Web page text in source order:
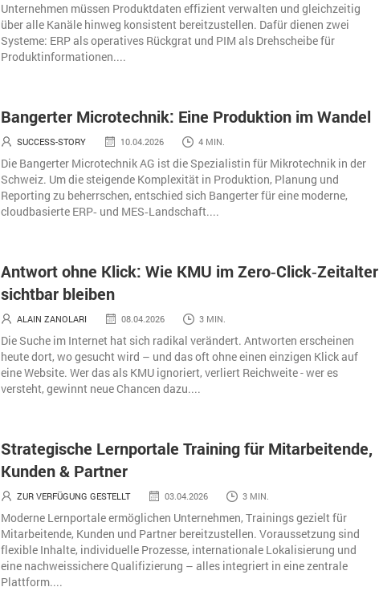
Unternehmen müssen Produktdaten effizient verwalten und gleichzeitig
über alle Kanäle hinweg konsistent bereitzustellen. Dafür dienen zwei
Systeme: ERP als operatives Rückgrat und PIM als Drehscheibe für
Produktinformationen....
Bangerter Microtechnik: Eine Produktion im Wandel
SUCCESS-STORY 10.04.2026 4 MIN.
Die Bangerter Microtechnik AG ist die Spezialistin für Mikrotechnik in der
Schweiz. Um die steigende Komplexität in Produktion, Planung und
Reporting zu beherrschen, entschied sich Bangerter für eine moderne,
cloudbasierte ERP‑ und MES‑Landschaft....
Antwort ohne Klick: Wie KMU im Zero‑Click‑Zeitalter
sichtbar bleiben
ALAIN ZANOLARI 08.04.2026 3 MIN.
Die Suche im Internet hat sich radikal verändert. Antworten erscheinen
heute dort, wo gesucht wird – und das oft ohne einen einzigen Klick auf
eine Website. Wer das als KMU ignoriert, verliert Reichweite - wer es
versteht, gewinnt neue Chancen dazu....
Strategische Lernportale Training für Mitarbeitende,
Kunden & Partner
ZUR VERFÜGUNG GESTELLT 03.04.2026 3 MIN.
Moderne Lernportale ermöglichen Unternehmen, Trainings gezielt für
Mitarbeitende, Kunden und Partner bereitzustellen. Voraussetzung sind
flexible Inhalte, individuelle Prozesse, internationale Lokalisierung und
eine nachweissichere Qualifizierung – alles integriert in eine zentrale
Plattform....